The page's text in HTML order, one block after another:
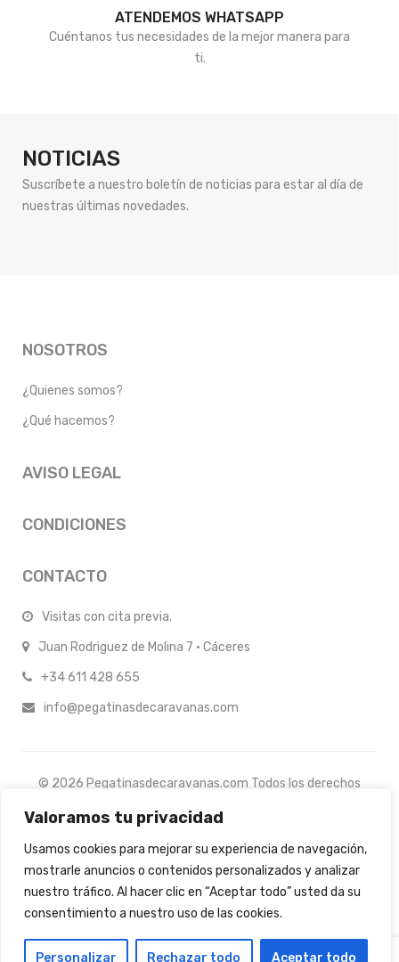
Valoramos tu privacidad
Usamos cookies para mejorar su experiencia de navegación,
mostrarle anuncios o contenidos personalizados y analizar
nuestro tráfico. Al hacer clic en “Aceptar todo” usted da su
consentimiento a nuestro uso de las cookies.
Personalizar Rechazar todo Aceptar todo
ATENDEMOS WHATSAPP
Cuéntanos tus necesidades de la mejor manera para
ti.
NOTICIAS
Suscríbete a nuestro boletín de noticias para estar al día de
nuestras últimas novedades.
NOSOTROS
¿Quienes somos?
¿Qué hacemos?
AVISO LEGAL
CONDICIONES
CONTACTO
Visitas con cita previa.
Juan Rodriguez de Molina 7 · Cáceres
+34 611 428 655
info@pegatinasdecaravanas.com
© 2026 Pegatinasdecaravanas.com Todos los derechos